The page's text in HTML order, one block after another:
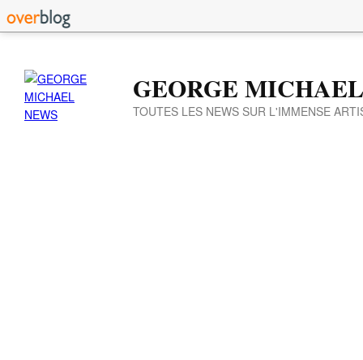
GEORGE
TOUTES LES NEWS SUR L'IMMENSE